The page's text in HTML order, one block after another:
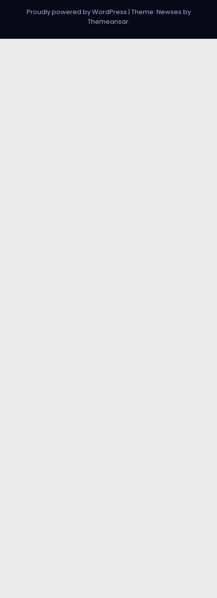
Proudly powered by WordPress | Theme: Newses by
Themeansar.